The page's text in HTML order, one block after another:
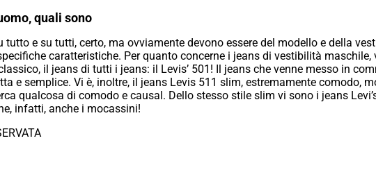
quali sono
tutto e su tutti, certo, ma ovviamente devono essere del modello e della
caratteristiche. Per quanto concerne i jeans di vestibilità
il jeans di tutti i jeans: il Levis’ 501! Il jeans che venne messo in
e semplice. Vi è, inoltre, il jeans Levis 511 slim, estremamente comodo,
qualcosa di comodo e causal. Dello stesso stile slim vi sono i jeans
infatti, anche i mocassini!